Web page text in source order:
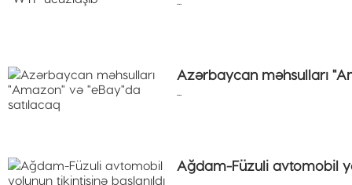
Azərbaycan məhsulları
Ağdam-Füzuli avtomobil